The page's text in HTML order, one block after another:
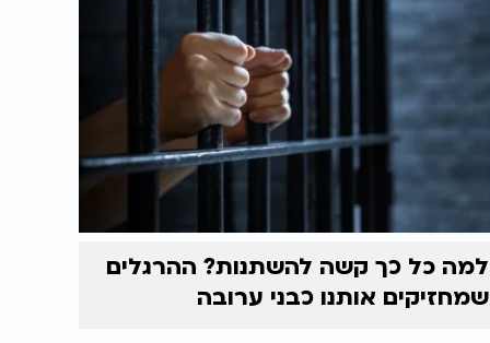
למה כל כך קשה להשתנות? ההרגלים
שמחזיקים אותנו כבני ערובה